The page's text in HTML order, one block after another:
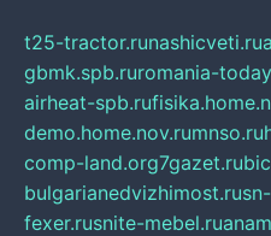
t25-tractor.runashicveti.ru
gbmk.spb.ruromania-
airheat-spb.ru
demo.home.nov.rumnso.ru
comp-land.org7gazet.ru
bulgarianedvizhimost.ru
fexer.rusnite-mebel.ru